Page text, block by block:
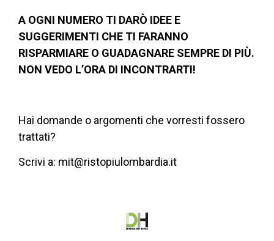
A OGNI NUMERO TI DARÒ IDEE E
SUGGERIMENTI CHE TI FARANNO
RISPARMIARE O GUADAGNARE SEMPRE DI PIÙ.
NON VEDO L’ORA DI INCONTRARTI!
Hai domande o argomenti che vorresti fossero
trattati?
Scrivi a: mit@ristopiulombardia.it